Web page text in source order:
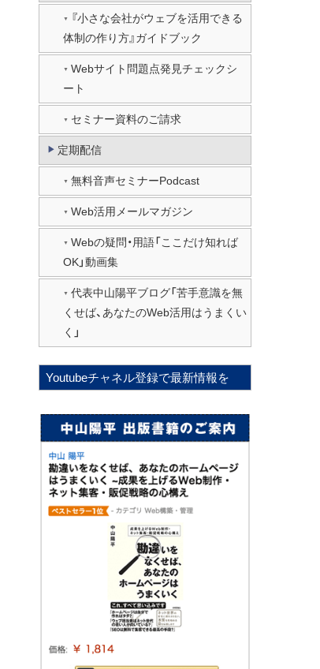
2021.06.02
『小さな会社がウェブを活用できる
体制の作り方』ガイドブック
Webサイト問題点発見チェックシ
ート
セミナー資料のご請求
定期配信
無料音声セミナーPodcast
Web活用メールマガジン
Webの疑問・用語「ここだけ知れば
OK」動画集
代表中山陽平ブログ「苦手意識を無
くせば、あなたのWeb活用はうまくい
く」
Youtubeチャネル登録で最新情報を